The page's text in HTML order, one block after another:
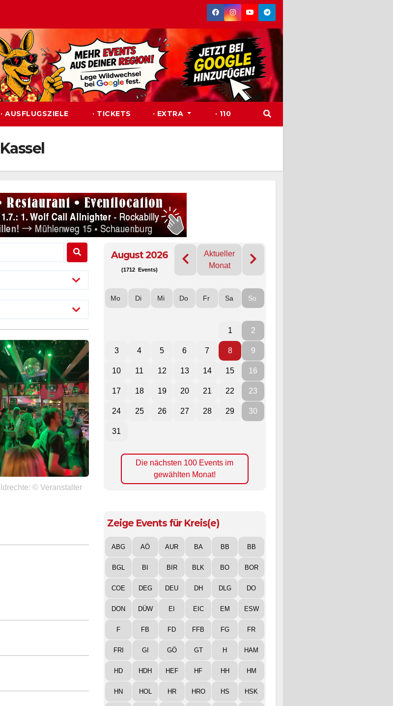
· AUSFLUGSZIELE · TICKETS · EXTRA · 110
© Veranstalter
August 2026
(1712 Events)
Aktueller
Monat
Mo Di Mi Do Fr Sa So
1 2
3 4 5 6 7 8 9
10 11 12 13 14 15 16
17 18 19 20 21 22 23
24 25 26 27 28 29 30
31
Die nächsten 100 Events im
gewählten Monat!
Zeige Events für Kreis(e)
ABG AÖ AUR BA BB BB
BGL BI BIR BLK BO BOR
COE DEG DEU DH DLG DO
DON DÜW EI EIC EM ESW
F FB FD FFB FG FR
FRI GI GÖ GT H HAM
HD HDH HEF HF HH HM
HN HOL HR HRO HS HSK